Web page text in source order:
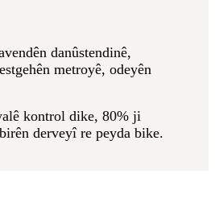
danûstendinê,
metroyê, odeyên
kontrol dike, 80% ji
derveyî re peyda bike.